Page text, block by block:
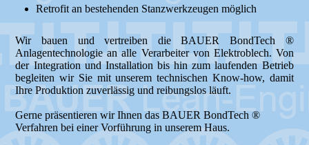
Retrofit an bestehenden Stanzwerkzeugen möglich
Wir bauen und vertreiben die BAUER BondTech ®
Anlagentechnologie an alle Verarbeiter von Elektroblech. Von
der Integration und Installation bis hin zum laufenden Betrieb
begleiten wir Sie mit unserem technischen Know-how, damit
Ihre Produktion zuverlässig und reibungslos läuft.
Gerne präsentieren wir Ihnen das BAUER BondTech ®
Verfahren bei einer Vorführung in unserem Haus.